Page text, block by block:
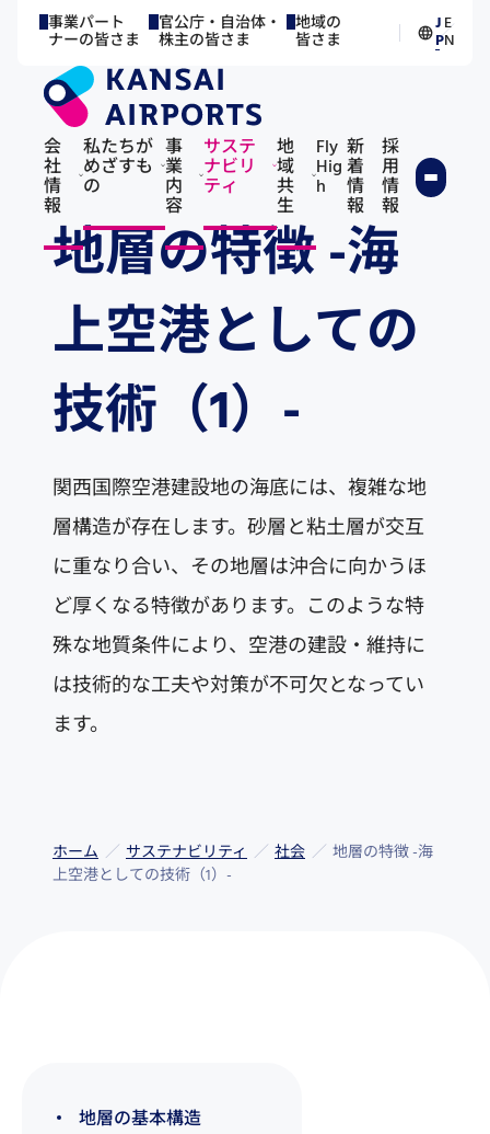
事業パート
ナーの皆さま
官公庁・自治体・
株主の皆さま
地域の
皆さま
J
P／
E
N
会
社
情
報
私たちが
めざすも
の
事
業
内
容
サステ
ナビリ
ティ
地
域
共
生
Fly
Hig
h
新
着
情
報
採
用
情
報
地層の特徴 -海
上空港としての
技術（1）-
関西国際空港建設地の海底には、複雑な地
層構造が存在します。砂層と粘土層が交互
に重なり合い、その地層は沖合に向かうほ
ど厚くなる特徴があります。このような特
殊な地質条件により、空港の建設・維持に
は技術的な工夫や対策が不可欠となってい
ます。
ホーム サステナビリティ 社会
地層の特徴 -海
上空港としての技術（1）-
地層の基本構造